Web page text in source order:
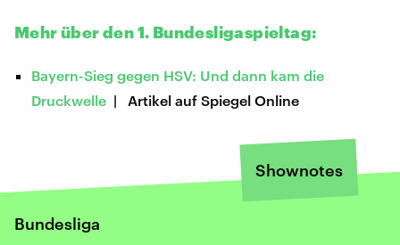
Mehr über den 1. Bundesligaspieltag:
Bayern-Sieg gegen HSV: Und dann kam die
Druckwelle | Artikel auf Spiegel Online
Shownotes
Bundesliga